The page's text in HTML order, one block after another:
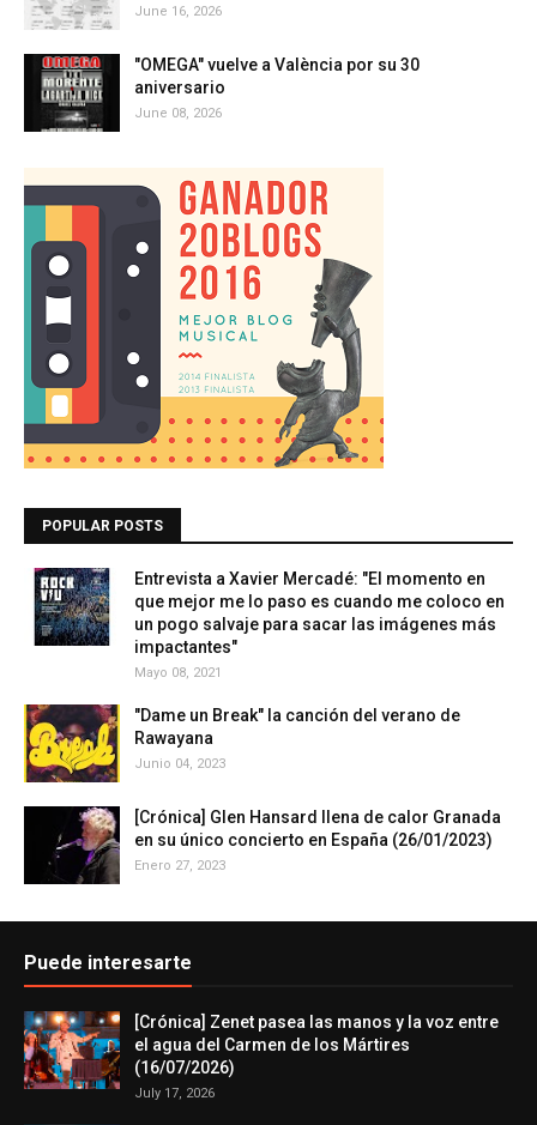
June 16, 2026
"OMEGA" vuelve a València por su 30
aniversario
June 08, 2026
POPULAR POSTS
Entrevista a Xavier Mercadé: "El momento en
que mejor me lo paso es cuando me coloco en
un pogo salvaje para sacar las imágenes más
impactantes"
Mayo 08, 2021
"Dame un Break" la canción del verano de
Rawayana
Junio 04, 2023
[Crónica] Glen Hansard llena de calor Granada
en su único concierto en España (26/01/2023)
Enero 27, 2023
Puede interesarte
[Crónica] Zenet pasea las manos y la voz entre
el agua del Carmen de los Mártires
(16/07/2026)
July 17, 2026